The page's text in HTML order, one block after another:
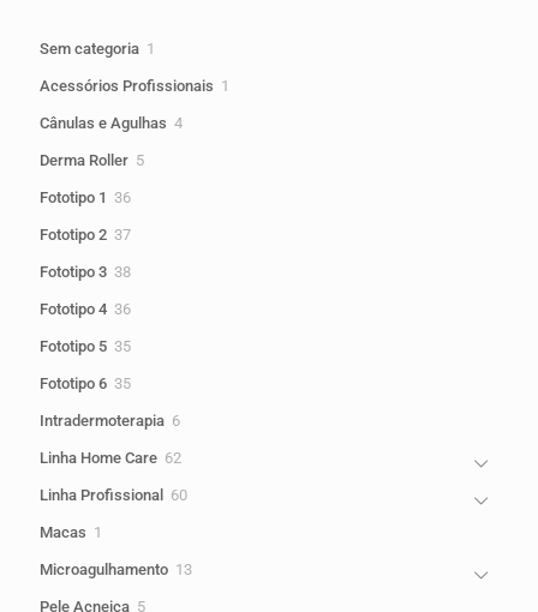
Sem categoria 1
Acessórios Profissionais 1
Cânulas e Agulhas 44
Derma Roller 55
Fototipo 1 3636
Fototipo 2 3737
Fototipo 3 3838
Fototipo 4 3636
Fototipo 5 3535
Fototipo 6 3535
Intradermoterapia 66
Linha Home Care 6262
Linha Profissional
6060
Macas 1
Microagulhamento 1313
Pele Acneica 55